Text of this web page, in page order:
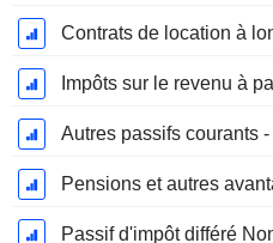
Contrats de location à
Impôts sur le revenu à
Passif d'impôt différé